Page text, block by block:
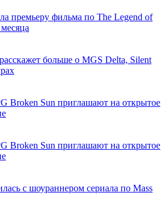
премьеру фильма по The Legend of
больше о MGS Delta, Silent
Broken Sun приглашают на открытое
Broken Sun приглашают на открытое
с шоураннером сериала по Mass